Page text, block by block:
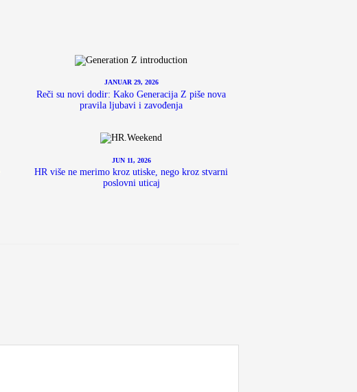
JANUAR 29, 2026
Reči su novi dodir: Kako Generacija Z piše nova
pravila ljubavi i zavođenja
JUN 11, 2026
HR više ne merimo kroz utiske, nego kroz stvarni
poslovni uticaj